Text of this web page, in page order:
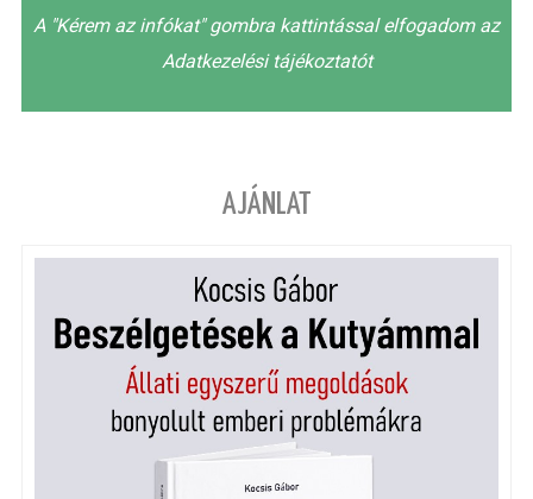
A "Kérem az infókat" gombra kattintással elfogadom az
Adatkezelési tájékoztatót
AJÁNLAT